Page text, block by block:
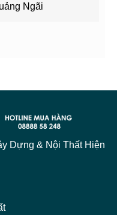
Ngãi
Dựng & Nội Thất Hiện